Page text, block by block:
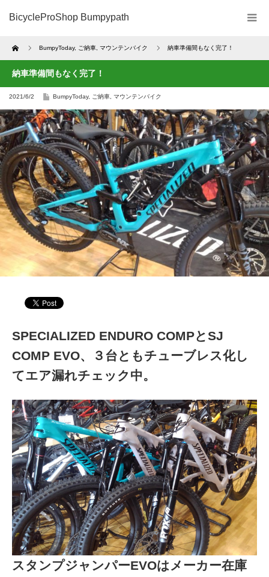
BicycleProShop Bumpypath
Home BumpyToday, ご納車 マウンテンバイク 納車準備間もなく完了！
納車準備間もなく完了！
2021/6/2 BumpyToday, ご納車 マウンテンバイク
SPECIALIZED ENDURO COMPとSJ
COMP EVO、３台ともチューブレス化し
てエア漏れチェック中。
スタンプジャンパーEVOはメーカー在庫